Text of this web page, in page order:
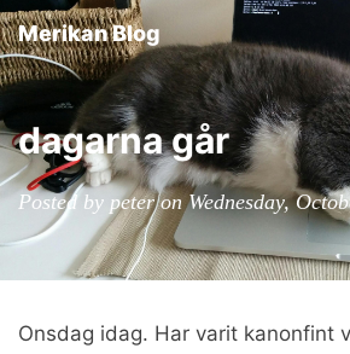
Merikan Blog
dagarna går
Posted by peter on Wednesday,
Onsdag idag. Har varit kanonfint